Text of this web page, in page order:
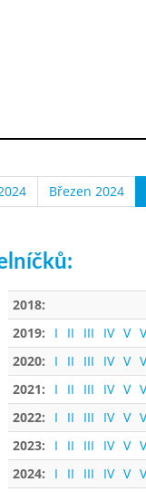
Březen 2024
2018:
2019:
I II III IV V
2020:
I II III IV V
2021:
I II III IV V
2022:
I II III IV V
2023:
I II III IV V
2024:
I II III IV V